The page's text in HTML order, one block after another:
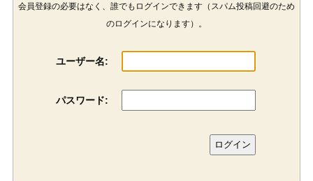
会員登録の必要はなく、誰でもログインできます（スパム投稿回避のため
のログインになります）。
ユーザー名:
パスワード: